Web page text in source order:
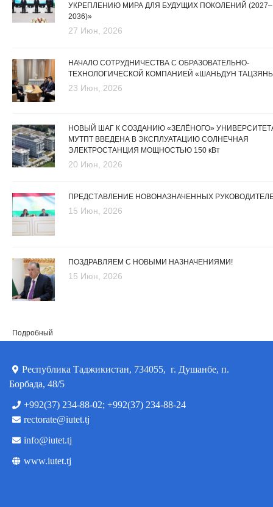
УКРЕПЛЕНИЮ МИРА ДЛЯ БУДУЩИХ ПОКОЛЕНИЙ (2027–
2036)»
27 Июн, 2026
НАЧАЛО СОТРУДНИЧЕСТВА С ОБРАЗОВАТЕЛЬНО-
ТЕХНОЛОГИЧЕСКОЙ КОМПАНИЕЙ «ШАНЬДУН
23 Июн, 2026
НОВЫЙ ШАГ К СОЗДАНИЮ «ЗЕЛЁНОГО»
МУТПТ ВВЕДЕНА В ЭКСПЛУАТАЦИЮ СОЛНЕЧНАЯ
ЭЛЕКТРОСТАНЦИЯ МОЩНОСТЬЮ 150 кВт
20 Июн, 2026
ПРЕДСТАВЛЕНИЕ НОВОНАЗНАЧЕННЫХ
15 Июн, 2026
ПОЗДРАВЛЯЕМ С НОВЫМИ НАЗНАЧЕНИЯМИ!
15 Июн, 2026
Подробный
Республика Таджикистан, 734055, г. Душанбе, п.
Борбада, 48/5
+992(37) 234-88-02; +992(37) 234-88-24
rectorate@iutet.tj
info@iutet.tj
www.iutet.tj